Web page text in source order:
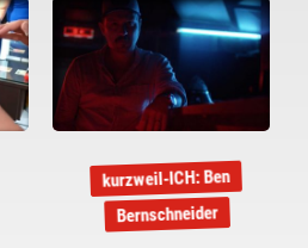
kurzweil-ICH: Ben
Bernschneider